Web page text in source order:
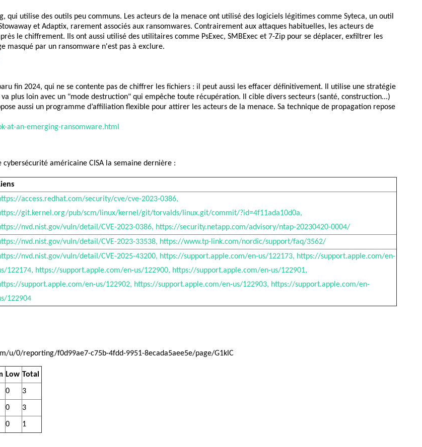
qui utilise des outils peu communs. Les acteurs de la menace ont utilisé des logiciels légitimes comme Syteca, un outil
et Adaptix, rarement associés aux ransomwares. Contrairement aux attaques habituelles, les acteurs de
le chiffrement. Ils ont aussi utilisé des utilitaires comme PsExec, SMBExec et 7-Zip pour se déplacer, exfiltrer les
masqué par un ransomware n'est pas à exclure.
fin 2024, qui ne se contente pas de chiffrer les fichiers : il peut aussi les effacer définitivement. Il utilise une stratégie
plus loin avec un "mode destruction" qui empêche toute récupération. Il cible divers secteurs (santé, construction...)
aussi un programme d’affiliation flexible pour attirer les acteurs de la menace. Sa technique de propagation repose
at-an-emerging-ransomware.html
cybersécurité américaine CISA la semaine dernière :
access.redhat.com/security/cve/cve-2023-0386,
git.kernel.org/pub/scm/linux/kernel/git/torvalds/linux.git/commit/?id=4f11ada10d0a,
nvd.nist.gov/vuln/detail/CVE-2023-0386, https://security.netapp.com/advisory/ntap-20230420-0004/
nvd.nist.gov/vuln/detail/CVE-2023-33538, https://www.tp-link.com/nordic/support/faq/3562/
nvd.nist.gov/vuln/detail/CVE-2025-43200, https://support.apple.com/en-us/122173, https://support.apple.com/en-
122174, https://support.apple.com/en-us/122900, https://support.apple.com/en-us/122901,
support.apple.com/en-us/122902, https://support.apple.com/en-us/122903, https://support.apple.com/en-
122904
u/0/reporting/f0d99ae7-c75b-4fdd-9951-8ecada5aee5e/page/G1klC
Low Total
0 3
0 3
0 1